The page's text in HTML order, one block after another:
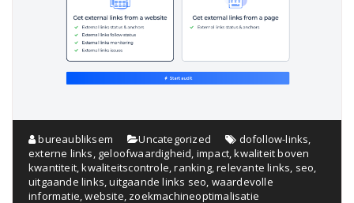
bureaubliksem Uncategorized dofollow-links,
externe links, geloofwaardigheid, impact,kwaliteit boven
kwantiteit,kwaliteitscontrole,ranking,relevante links, seo,
uitgaande links,uitgaande links seo, waardevolle
informatie,website, zoekmachineoptimalisatie